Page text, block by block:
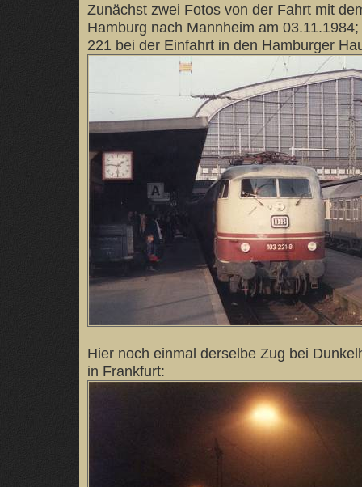
Zunächst zwei Fotos von der Fahrt mit
Hamburg nach Mannheim am
221 bei der Einfahrt in den Hamburger
Hier noch einmal derselbe Zug bei
in Frankfurt: